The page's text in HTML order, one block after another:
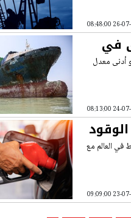
في
أدنى معدل
في العالم مع